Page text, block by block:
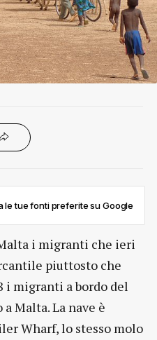
le tue fonti preferite su Google
i migranti che ieri
piuttosto che
i migranti a bordo del
Malta. La nave è
Wharf, lo stesso molo